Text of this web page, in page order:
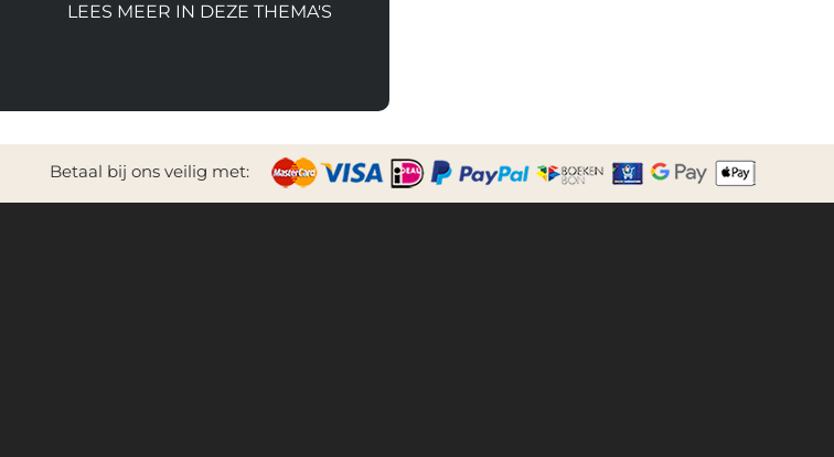
LEES MEER IN DEZE THEMA'S
Betaal bij ons veilig met: